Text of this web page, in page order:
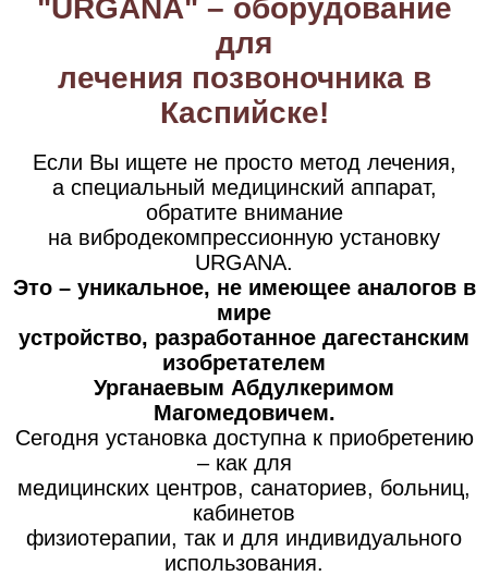
"URGANA" – оборудование
для
лечения позвоночника в
Каспийске!
Если Вы ищете не просто метод лечения,
а специальный медицинский аппарат,
обратите внимание
на вибродекомпрессионную установку
URGANA.
Это – уникальное, не имеющее аналогов в
мире
устройство, разработанное дагестанским
изобретателем
Урганаевым Абдулкеримом
Магомедовичем.
Сегодня установка доступна к приобретению
– как для
медицинских центров, санаториев, больниц,
кабинетов
физиотерапии, так и для индивидуального
использования.